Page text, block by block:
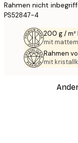
Rahmen nicht
PS52847-4
200 g / m²
mit
Rahmen
mit